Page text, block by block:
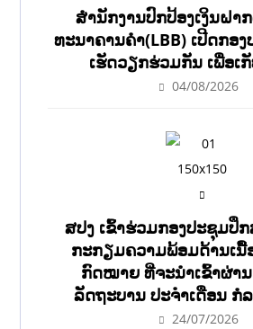
ສຳນັກງານປົກປ້ອງເງິນຝາ
ທະນາຄານຄຳ(LBB) ເປີດກອ
ເຮັດວຽກຮ່ວມກັນ ເພື່ອເ
04/08/2026
ສປງ ເຂົ້າຮ່ວມກອງປະຊຸມປຶ
ກະກຽມຄວາມພ້ອມດ້ານເນື້
ກົດໝາຍ ທີ່ຈະນໍາເຂົ້າຜ່າ
ລັດຖະບານ ປະຈໍາເດືອນ ກໍ
24/07/2026